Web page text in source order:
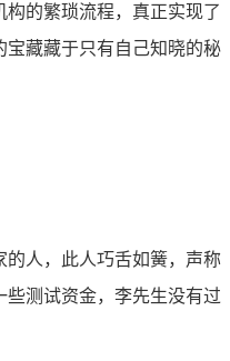
的繁琐流程，真正实现了
藏藏于只有自己知晓的秘
的人，此人巧舌如簧，声称
些测试资金，李先生没有过